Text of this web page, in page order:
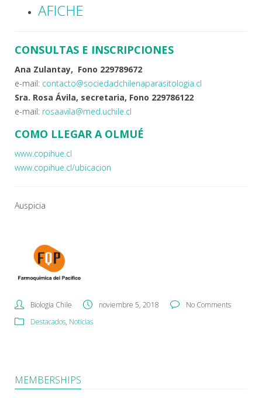
AFICHE
CONSULTAS E INSCRIPCIONES
Ana Zulantay, Fono 229789672
e-mail: contacto@sociedadchilenaparasitologia.cl
Sra. Rosa Ávila, secretaria, Fono 229786122
e-mail: rosaavila@med.uchile.cl
COMO LLEGAR A OLMUÉ
www.copihue.cl
www.copihue.cl/ubicacion
Auspicia
Biologia Chile noviembre 5, 2018
No Comments
Destacados, Noticias
MEMBERSHIPS